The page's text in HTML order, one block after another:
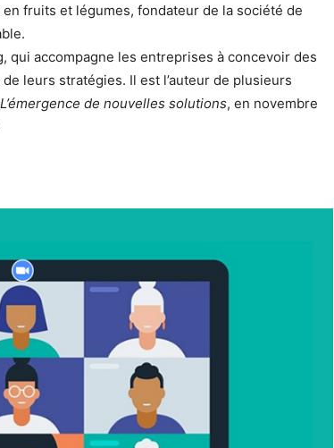
fruits et légumes, fondateur de la société de
qui accompagne les entreprises à concevoir des
leurs stratégies. Il est l’auteur de plusieurs
de nouvelles solutions, en novembre